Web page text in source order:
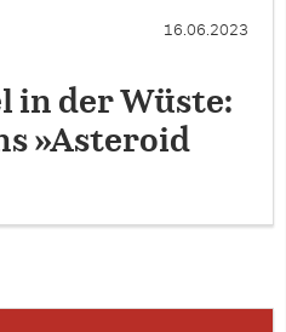
16.06.2023
in der Wüste:
»Asteroid